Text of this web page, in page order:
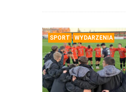
SPORT WYDARZENIA